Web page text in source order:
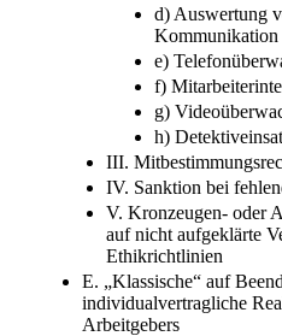
d) Auswertung
Kommunikation
e)
f)
g)
h)
III.
IV. Sanktion bei
V. Kronzeugen- oder
auf nicht aufgeklärte
Ethikrichtlinien
E. „Klassische“ auf
individualvertragliche
Arbeitgebers